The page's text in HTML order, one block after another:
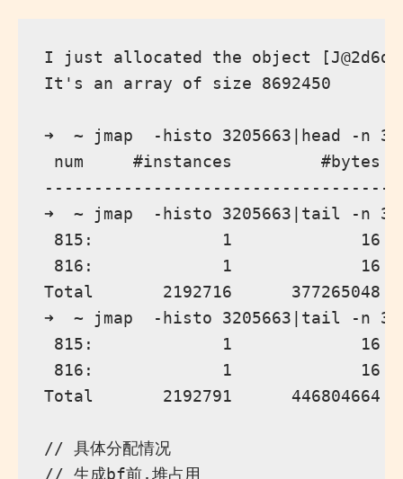
I just allocated the object
It's an array of size 8692450
➜  ~ jmap  -histo 3205663|head -n 3
num     #instances         #bytes
➜  ~ jmap  -histo 3205663|tail -n 3
815:             1             16
816:             1             16
Total       2192716      377265048
➜  ~ jmap  -histo 3205663|tail -n 3
815:             1             16
816:             1             16
Total       2192791      446804664
// 具体分配情况
// 生成bf前,堆占用